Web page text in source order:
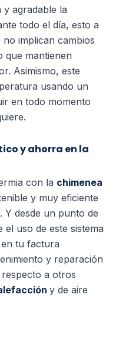
y agradable la
todo el día, esto a
implican cambios
que mantienen
Asimismo, este
usando un
en todo momento
y ahorra en la
con la chimenea
y muy eficiente
Y desde un punto de
el uso de este sistema
tu factura
y reparación
a otros
y de aire